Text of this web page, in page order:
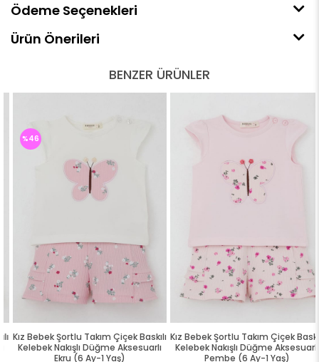
Ödeme Seçenekleri
Ürün Önerileri
BENZER ÜRÜNLER
Kız Bebek Şortlu Takım Çiçek Baskılı
Kelebek Nakışlı Düğme Aksesuarlı
Ekru (6 Ay-1 Yaş)
%46
Kız Bebek Şortlu Takım Çiçek Baskılı
Kelebek Nakışlı Düğme Aksesuarlı
Pembe (6 Ay-1 Yaş)